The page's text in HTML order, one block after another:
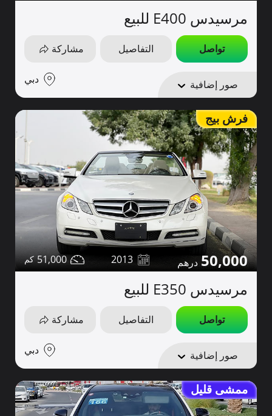
مرسيدس E400 للبيع
تواصل التفاصيل مشاركة
صور إضافية دبي
فرش بيج
50,000
2013
51,000
مرسيدس E350 للبيع
تواصل التفاصيل مشاركة
صور إضافية دبي
ممشى قليل